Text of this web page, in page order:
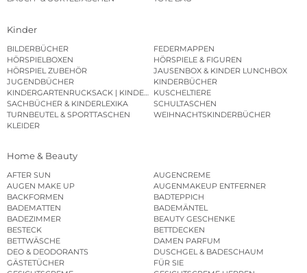
Kinder
BILDERBÜCHER
FEDERMAPPEN
HÖRSPIELBOXEN
HÖRSPIELE & FIGUREN
HÖRSPIEL ZUBEHÖR
JAUSENBOX & KINDER LUNCHBOX
JUGENDBÜCHER
KINDERBÜCHER
KINDERGARTENRUCKSACK | KINDERGARTENBEUTEL
KUSCHELTIERE
SACHBÜCHER & KINDERLEXIKA
SCHULTASCHEN
TURNBEUTEL & SPORTTASCHEN
WEIHNACHTSKINDERBÜCHER
KLEIDER
Home & Beauty
AFTER SUN
AUGENCREME
AUGEN MAKE UP
AUGENMAKEUP ENTFERNER
BACKFORMEN
BADTEPPICH
BADEMATTEN
BADEMÄNTEL
BADEZIMMER
BEAUTY GESCHENKE
BESTECK
BETTDECKEN
BETTWÄSCHE
DAMEN PARFUM
DEO & DEODORANTS
DUSCHGEL & BADESCHAUM
GÄSTETÜCHER
FÜR SIE